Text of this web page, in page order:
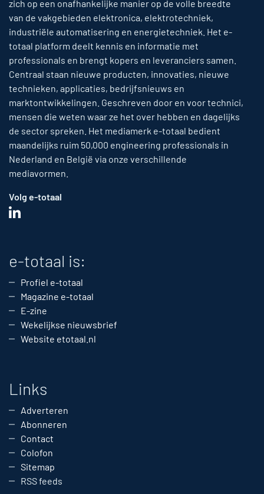
zich op een onafhankelijke manier op de volle breedte
van de vakgebieden elektronica, elektrotechniek,
industriële automatisering en energietechniek. Het e-
totaal platform deelt kennis en informatie met
professionals en brengt kopers en leveranciers samen.
Centraal staan nieuwe producten, innovaties, nieuwe
technieken, applicaties, bedrijfsnieuws en
marktontwikkelingen. Geschreven door en voor technici,
mensen die weten waar ze het over hebben en dagelijks
de sector spreken. Het mediamerk e-totaal bedient
maandelijks ruim 50,000 engineering professionals in
Nederland en België via onze verschillende
mediavormen.
Volg e-totaal
e-totaal is:
Profiel e-totaal
Magazine e-totaal
E-zine
Wekelijkse nieuwsbrief
Website etotaal.nl
Links
Adverteren
Abonneren
Contact
Colofon
Sitemap
RSS feeds